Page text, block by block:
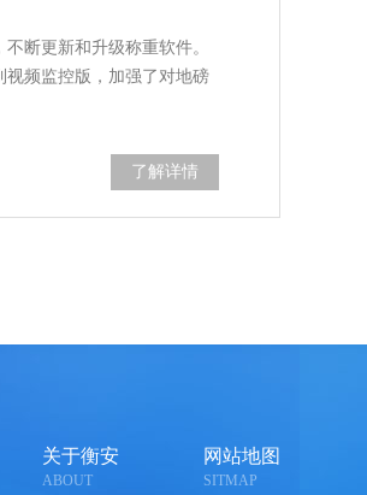
断更新和升级称重软件。
视频监控版，加强了对地磅
了解详情
关于衡安
ABOUT
网站地图
SITMAP